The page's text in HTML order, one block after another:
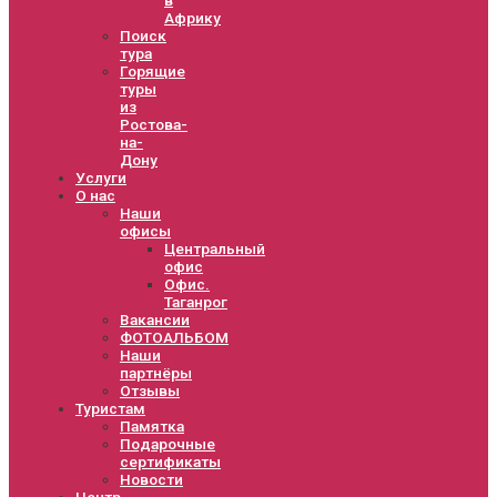
Африку
Поиск
тура
Горящие
туры
из
Ростова-
на-
Дону
Услуги
О нас
Наши
офисы
Центральный
офис
Офис.
Таганрог
Вакансии
ФОТОАЛЬБОМ
Наши
партнёры
Отзывы
Туристам
Памятка
Подарочные
сертификаты
Новости